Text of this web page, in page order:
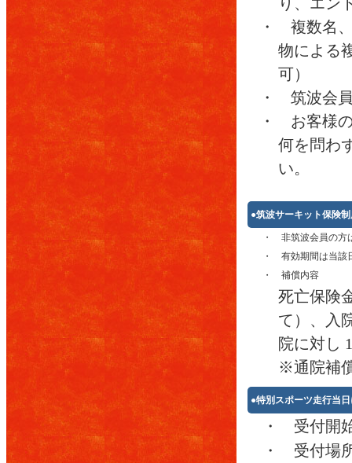
・ 複数名
物による
可）
・ 筑波会
・ お客様
何を問わ
い。
●筑波サーキット保険
・ 非筑波会員の方
・ 有効期間は当該
・ 補償内容
死亡保険
て）、入
院に対し
※通院補
●特別スポーツ走行当
・ 受付開
・ 受付